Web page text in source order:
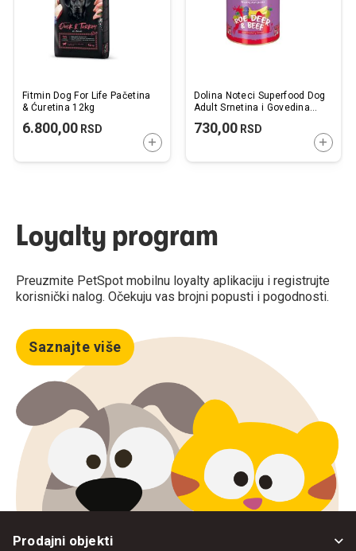
Fitmin Dog For Life Pačetina
& Ćuretina 12kg
6.800,00 RSD
DODAJTE U KORPU
Dolina Noteci Superfood Dog
Adult Srnetina i Govedina
730,00RSD
Loyalty program
Preuzmite PetSpot mobilnu loyalty aplikaciju i registrujte
korisnički nalog. Očekuju vas brojni popusti i pogodnosti.
Saznajte više
Prodajni objekti